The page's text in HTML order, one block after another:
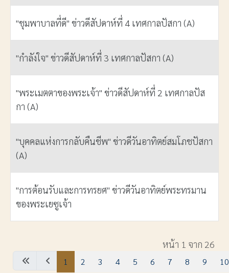
"ชุมพาบาลที่ดี" ข่าวดีสัปดาห์ที่ 4 เทศกาลปัสกา (A)
"กำลังใจ" ข่าวดีสัปดาห์ที่ 3 เทศกาลปัสกา (A)
"พระเมตตาของพระเจ้า" ข่าวดีสัปดาห์ที่ 2 เทศกาลปัส
กา (A)
"บุคคลแห่งการกลับคืนชีพ" ข่าวดีวันอาทิตย์สมโภชปัสกา
(A)
"การต้อนรับและการทรยศ" ข่าวดีวันอาทิตย์พระทรมาน
ของพระเยซูเจ้า
หน้า 1 จาก 26
1 2 3 4 5 6 7 8 9 10